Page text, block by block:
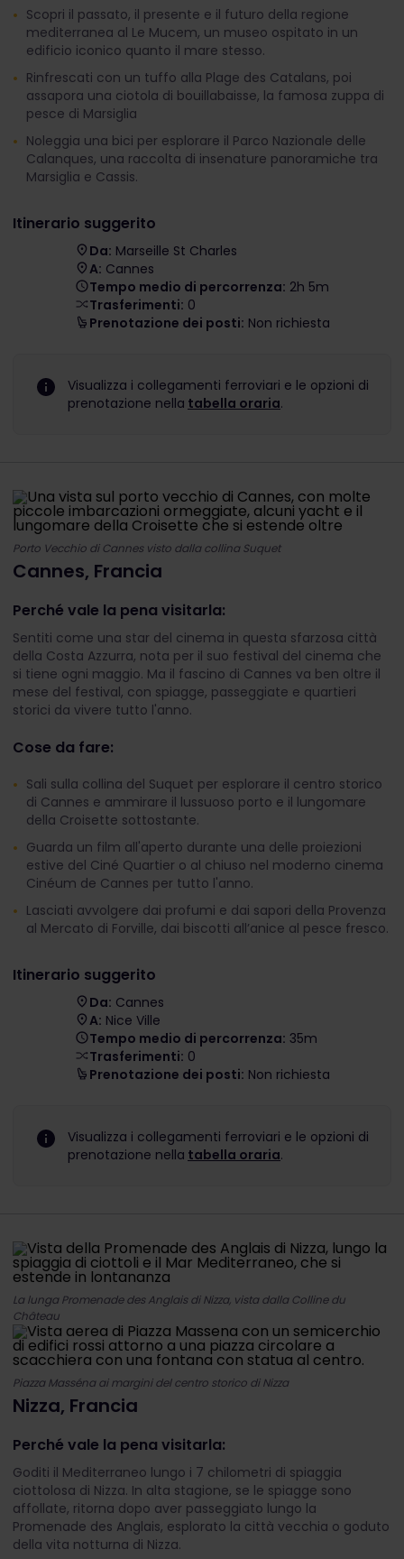
Scopri il passato, il presente e il futuro della regione
mediterranea al Le Mucem, un museo ospitato in un
edificio iconico quanto il mare stesso.
Rinfrescati con un tuffo alla Plage des Catalans, poi
assapora una ciotola di bouillabaisse, la famosa zuppa di
pesce di Marsiglia
Noleggia una bici per esplorare il Parco Nazionale delle
Calanques, una raccolta di insenature panoramiche tra
Marsiglia e Cassis.
Itinerario suggerito
Da: Marseille St Charles
A: Cannes
Tempo medio di percorrenza: 2h 5m
Trasferimenti: 0
Prenotazione dei posti: Non richiesta
Visualizza i collegamenti ferroviari e le opzioni di
prenotazione nella tabella oraria.
Porto Vecchio di Cannes visto dalla collina Suquet
Cannes, Francia
Perché vale la pena visitarla:
Sentiti come una star del cinema in questa sfarzosa città
della Costa Azzurra, nota per il suo festival del cinema che
si tiene ogni maggio. Ma il fascino di Cannes va ben oltre il
mese del festival, con spiagge, passeggiate e quartieri
storici da vivere tutto l'anno.
Cose da fare:
Sali sulla collina del Suquet per esplorare il centro storico
di Cannes e ammirare il lussuoso porto e il lungomare
della Croisette sottostante.
Guarda un film all'aperto durante una delle proiezioni
estive del Ciné Quartier o al chiuso nel moderno cinema
Cinéum de Cannes per tutto l'anno.
Lasciati avvolgere dai profumi e dai sapori della Provenza
al Mercato di Forville, dai biscotti all’anice al pesce fresco.
Itinerario suggerito
Da: Cannes
A: Nice Ville
Tempo medio di percorrenza: 35m
Trasferimenti: 0
Prenotazione dei posti: Non richiesta
Visualizza i collegamenti ferroviari e le opzioni di
prenotazione nella tabella oraria.
La lunga Promenade des Anglais di Nizza, vista dalla Colline du
Château
Piazza Masséna ai margini del centro storico di Nizza
Nizza, Francia
Perché vale la pena visitarla:
Goditi il Mediterraneo lungo i 7 chilometri di spiaggia
ciottolosa di Nizza. In alta stagione, se le spiagge sono
affollate, ritorna dopo aver passeggiato lungo la
Promenade des Anglais, esplorato la città vecchia o goduto
della vita notturna di Nizza.